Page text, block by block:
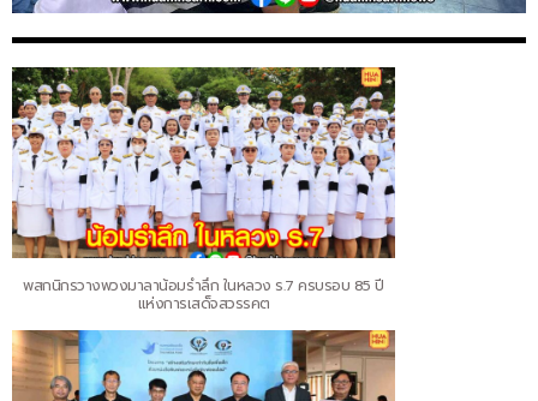
พสกนิกรวางพวงมาลาน้อมรำลึก ในหลวง ร.7 ครบรอบ 85 ปี
แห่งการเสด็จสวรรคต